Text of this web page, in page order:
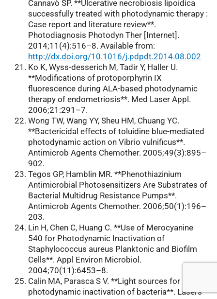
Cannavò SP. **Ulcerative necrobiosis lipoidica
successfully treated with photodynamic therapy :
Case report and literature review**.
Photodiagnosis Photodyn Ther [Internet].
2014;11(4):516–8. Available from:
http://dx.doi.org/10.1016/j.pdpdt.2014.08.002
Ko K, Wyss-desserich M, Tadir Y, Haller U.
**Modifications of protoporphyrin IX
fluorescence during ALA-based photodynamic
therapy of endometriosis**. Med Laser Appl.
2006;21:291–7.
Wong TW, Wang YY, Sheu HM, Chuang YC.
**Bactericidal effects of toluidine blue-mediated
photodynamic action on Vibrio vulnificus**.
Antimicrob Agents Chemother. 2005;49(3):895–
902.
Tegos GP, Hamblin MR. **Phenothiazinium
Antimicrobial Photosensitizers Are Substrates of
Bacterial Multidrug Resistance Pumps**.
Antimicrob Agents Chemother. 2006;50(1):196–
203.
Lin H, Chen C, Huang C. **Use of Merocyanine
540 for Photodynamic Inactivation of
Staphylococcus aureus Planktonic and Biofilm
Cells**. Appl Environ Microbiol.
2004;70(11):6453–8.
Calin MA, Parasca S V. **Light sources for
photodynamic inactivation of bacteria**. Lasers